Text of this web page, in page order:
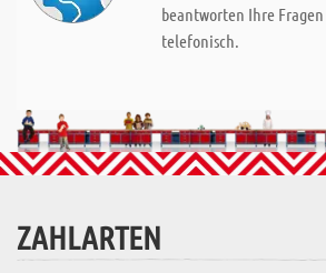
beantworten Ihre
telefonisch.
ZAHLARTEN